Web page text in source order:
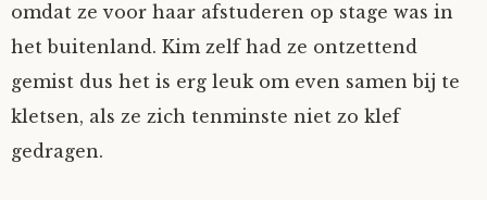
omdat ze voor haar afstuderen op stage was in
het buitenland. Kim zelf had ze ontzettend
gemist dus het is erg leuk om even samen bij te
kletsen, als ze zich tenminste niet zo klef
gedragen.